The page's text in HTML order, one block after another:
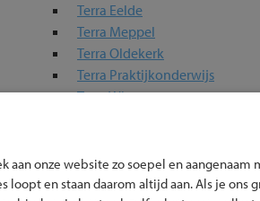
Terra Eelde
Terra Meppel
Terra Oldekerk
Terra Praktijkonderwijs
Terra Winsum
VSO Dunk
Werkman VMBO
aan onze website zo soepel en aangenaam
loopt en staan daarom altijd aan. Als je ons